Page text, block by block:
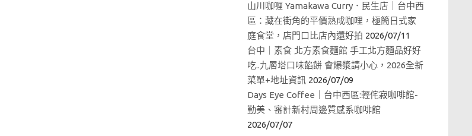
山川咖喱 Yamakawa Curry．民生店｜台中西
區：藏在街角的平價熟成咖哩，極簡日式家
庭食堂，店門口比店內還好拍 2026/07/11
台中｜素食 北方素食麵館 手工北方麵品好好
吃..九層塔口味餡餅 會爆漿請小心，2026全新
菜單+地址資訊 2026/07/09
Days Eye Coffee｜台中西區:輕侘寂咖啡館-
勤美、審計新村周邊質感系咖啡館
2026/07/07